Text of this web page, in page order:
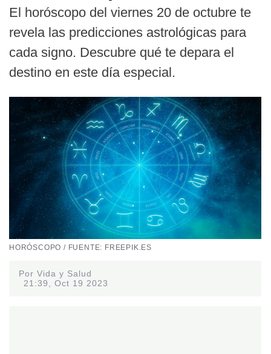
El horóscopo del viernes 20 de octubre te
revela las predicciones astrológicas para
cada signo. Descubre qué te depara el
destino en este día especial.
HORÓSCOPO / FUENTE: FREEPIK.ES
Por Vida y Salud
21:39, Oct 19 2023